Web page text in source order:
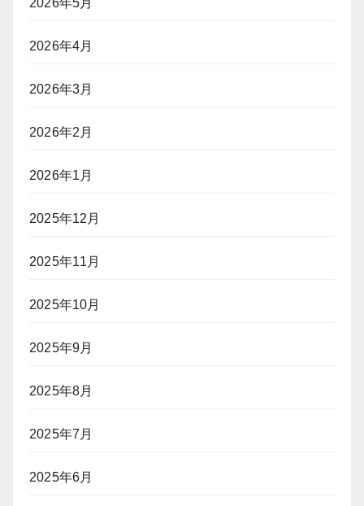
2026年4月
2026年3月
2026年2月
2026年1月
2025年12月
2025年11月
2025年10月
2025年9月
2025年8月
2025年7月
2025年6月